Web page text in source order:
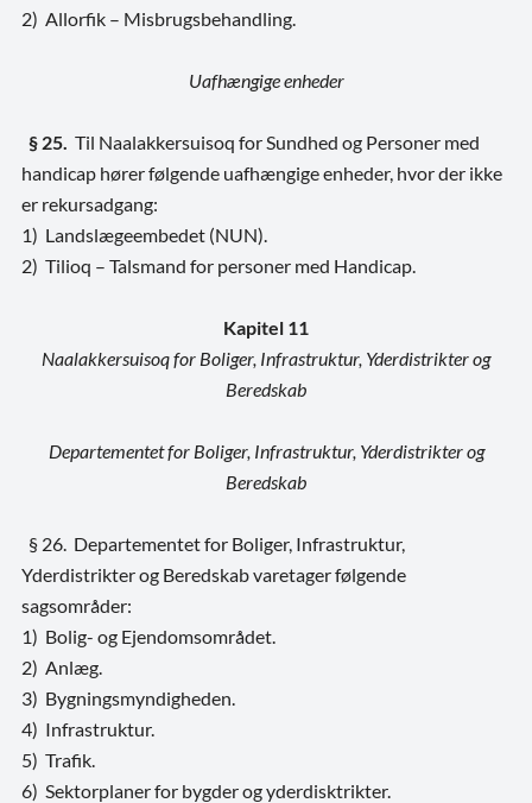
2) Allorfik – Misbrugsbehandling.
Uafhængige enheder
§ 25. Til Naalakkersuisoq for Sundhed og Personer med
handicap hører følgende uafhængige enheder, hvor der ikke
er rekursadgang:
1) Landslægeembedet (NUN).
2) Tilioq – Talsmand for personer med Handicap.
Kapitel 11
Naalakkersuisoq for Boliger, Infrastruktur, Yderdistrikter og
Beredskab
Departementet for Boliger, Infrastruktur, Yderdistrikter og
Beredskab
§ 26. Departementet for Boliger, Infrastruktur,
Yderdistrikter og Beredskab varetager følgende
sagsområder:
1) Bolig- og Ejendomsområdet.
2) Anlæg.
3) Bygningsmyndigheden.
4) Infrastruktur.
5) Trafik.
6) Sektorplaner for bygder og yderdisktrikter.